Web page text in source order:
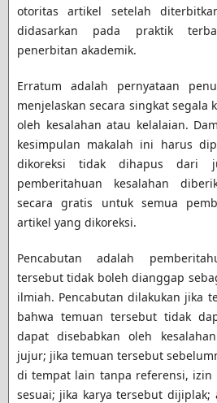
otoritas artikel setelah
didasarkan pada praktik
penerbitan akademik.
Erratum adalah pernyataan
menjelaskan secara singkat segala
oleh kesalahan atau kelalaian.
kesimpulan makalah ini harus
dikoreksi tidak dihapus dari
pemberitahuan kesalahan
secara gratis untuk semua
artikel yang dikoreksi.
Pencabutan adalah
tersebut tidak boleh dianggap
ilmiah. Pencabutan dilakukan jika
bahwa temuan tersebut tidak
dapat disebabkan oleh
jujur; jika temuan tersebut
di tempat lain tanpa referensi, izin
sesuai; jika karya tersebut dijiplak;